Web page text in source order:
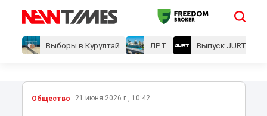
Выборы в Курултай ЛРТ Выпуск JURT
Общество 21 июня 2026 г., 10:42